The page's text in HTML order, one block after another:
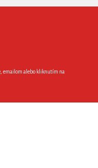
emailom alebo kliknutím na